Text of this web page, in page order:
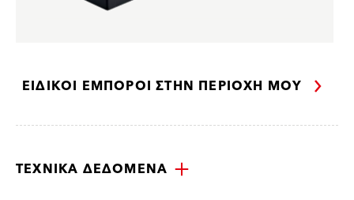
ΕΙΔΙΚΟΊ ΈΜΠΟΡΟΙ ΣΤΗΝ ΠΕΡΙΟΧΉ ΜΟΥ
ΤΕΧΝΙΚΆ ΔΕΔΟΜΈΝΑ